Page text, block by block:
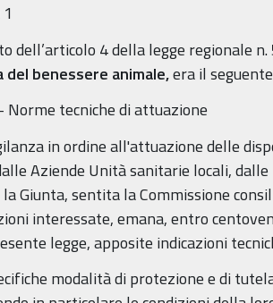
dell’articolo 4 della legge regionale
del benessere animale,era il
Norme tecniche di attuazione
in ordine all'attuazione delle
Aziende Unità sanitarie locali, dalle
Giunta, sentita la Commissione
interessate, emana, entro
legge, apposite indicazioni
modalità di protezione e di